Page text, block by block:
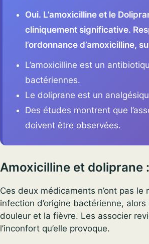
Oui. L’amoxicilline et le
cliniquement significative.
l’ordonnance d’amoxicilline,
L’amoxicilline est un
bactériennes.
Le doliprane est un
Des études montrent que
doivent être observées.
Amoxicilline et doliprane
Ces deux médicaments n’ont pas le
infection d’origine bactérienne,
douleur et la fièvre. Les associer
l’inconfort qu’elle provoque.